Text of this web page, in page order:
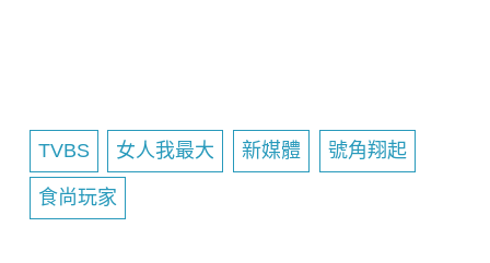
TVBS 女人我最大 新媒體 號角翔起
食尚玩家